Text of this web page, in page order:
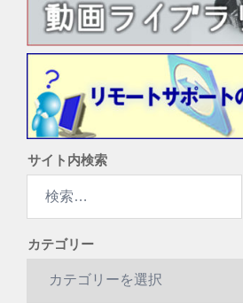
サイト内検索
カテゴリー